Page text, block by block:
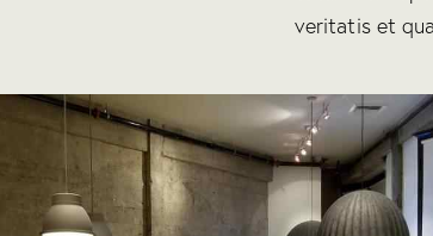
veritatis et